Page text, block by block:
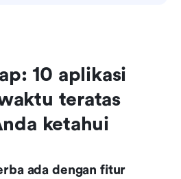
10 aplikasi
teratas
ketahui
ada dengan fitur